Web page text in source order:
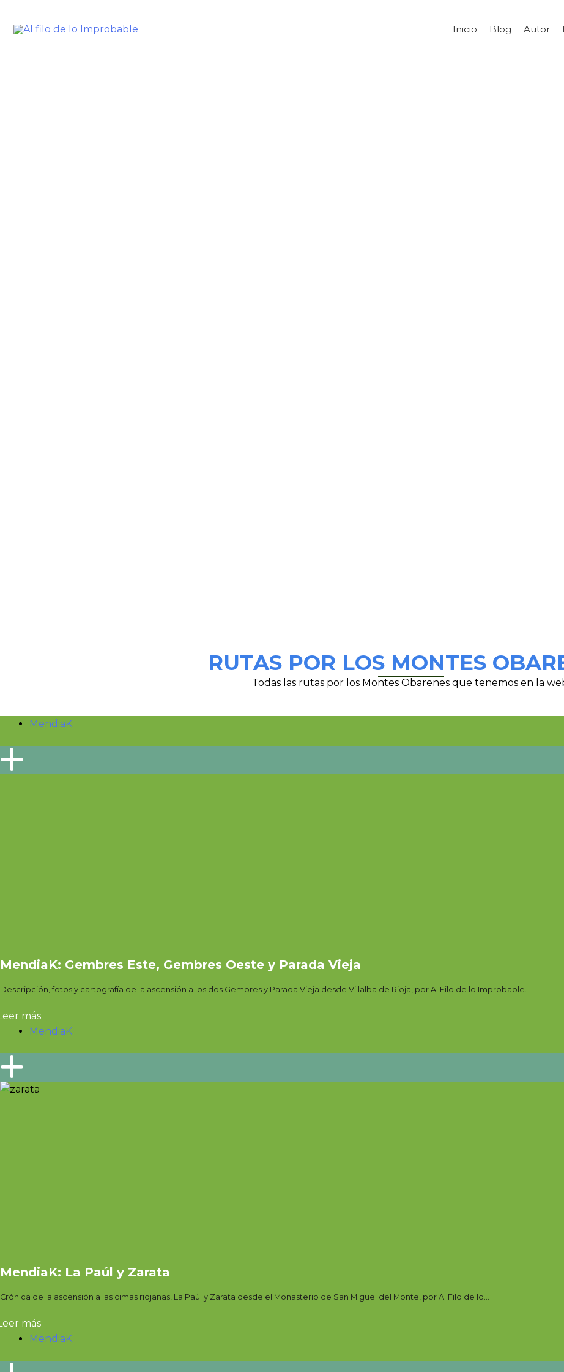
Inicio Blog Autor
RUTAS POR LOS MONTES
Todas las rutas por los Montes Obarenes que tenemos en la
MendiaK
MendiaK: Gembres Este, Gembres Oeste y Parada Vieja
Descripción, fotos y cartografía de la ascensión a los dos Gembres y Parada Vieja desde Villalba de Rioja, por Al Filo de lo Improbable.
más
MendiaK
MendiaK: La Paúl y Zarata
Crónica de la ascensión a las cimas riojanas, La Paúl y Zarata desde el Monasterio de San Miguel del Monte, por Al Filo de lo...
más
MendiaK